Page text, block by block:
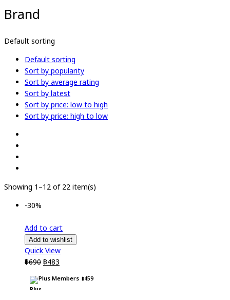
Brand
Default sorting
Default sorting
Sort by popularity
Sort by average rating
Sort by latest
Sort by price: low to high
Sort by price: high to low
Showing 1–12 of 22 item(s)
-30%
Add to cart
Add to wishlist
Quick View
฿690Original
฿483
Plus Members ฿459